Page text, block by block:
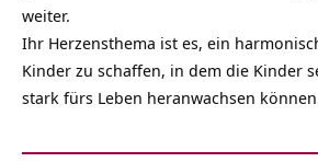
weiter.
Ihr Herzensthema ist es, ein
Kinder zu schaffen, in dem die Kinder
stark fürs Leben heranwachsen